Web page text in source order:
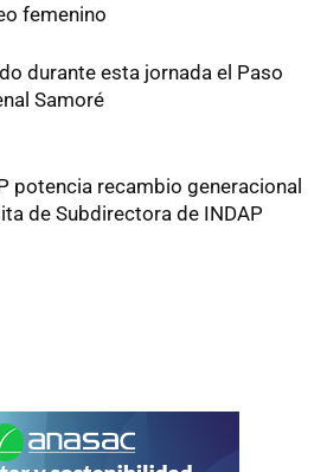
femenino
durante esta jornada el Paso
Samoré
potencia recambio generacional
de Subdirectora de INDAP